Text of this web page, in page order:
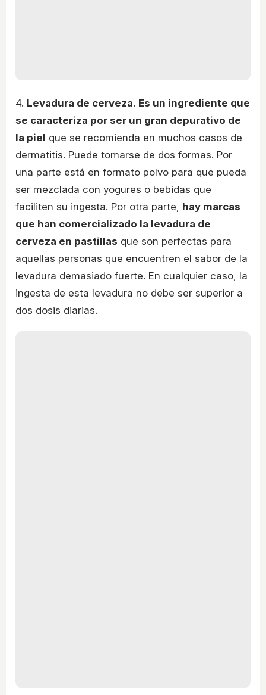
4. Levadura de cerveza. Es un ingrediente que
se caracteriza por ser un gran depurativo de
la piel que se recomienda en muchos casos de
dermatitis. Puede tomarse de dos formas. Por
una parte está en formato polvo para que pueda
ser mezclada con yogures o bebidas que
faciliten su ingesta. Por otra parte, hay marcas
que han comercializado la levadura de
cerveza en pastillas que son perfectas para
aquellas personas que encuentren el sabor de la
levadura demasiado fuerte. En cualquier caso, la
ingesta de esta levadura no debe ser superior a
dos dosis diarias.